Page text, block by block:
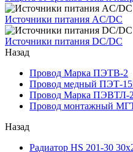
Источники питания AC/DC
Источники питания DC/DC
Назад
Провод Марка ПЭТВ-2
Провод медный ПЭТ-
Провод Марка ПЭВТЛ-2
Провод монтажный
Назад
Радиатор HS 201-30